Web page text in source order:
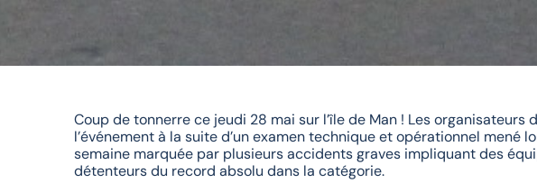
Coup de tonnerre ce jeudi 28 mai sur l’île de Man ! Les
l’événement à la suite d’un examen technique et opérationnel
semaine marquée par plusieurs accidents graves impliquant des
détenteurs du record absolu dans la catégorie.